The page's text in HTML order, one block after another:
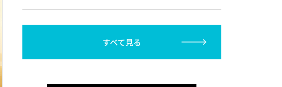
すべて見る